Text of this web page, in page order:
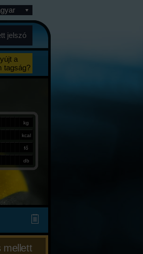
jelszó
a
tagság?
kg
kcal
fő
db
mellett